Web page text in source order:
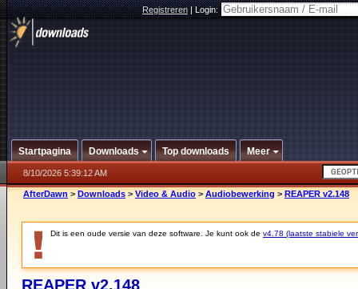
Registreren|Login:
Startpagina Downloads Top downloads Meer
8/10/2026 5:39:12 AM
AfterDawn > Downloads > Video & Audio > Audiobewerking > REAPER v2.148
Dit is een oude versie van deze software. Je kunt ook de v4.78 (laatste stabiele
REAPER v2.148